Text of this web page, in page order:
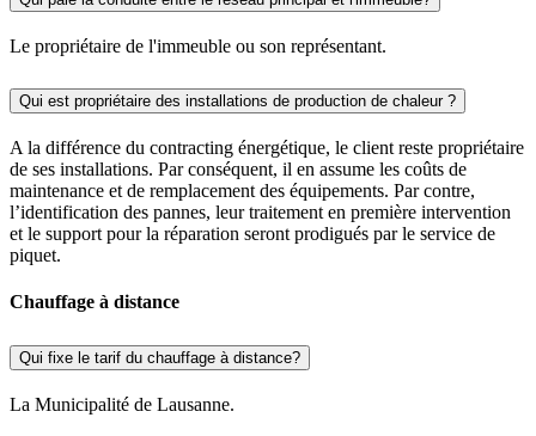
Le propriétaire de l'immeuble ou son représentant.
Qui est propriétaire des installations de production de chaleur ?
A la différence du contracting énergétique, le client reste propriétaire
de ses installations. Par conséquent, il en assume les coûts de
maintenance et de remplacement des équipements. Par contre,
l’identification des pannes, leur traitement en première intervention
et le support pour la réparation seront prodigués par le service de
piquet.
Chauffage à distance
Qui fixe le tarif du chauffage à distance?
La Municipalité de Lausanne.